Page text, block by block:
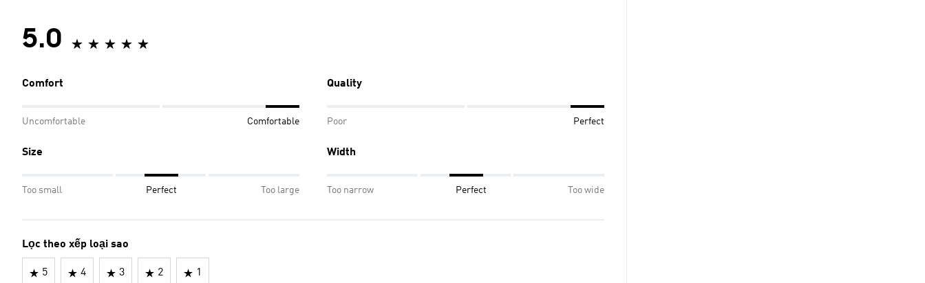
5.0
Comfort
Uncomfortable Comfortable
Quality
Poor Perfect
Size
Too small Perfect Too large
Width
Too narrow Perfect Too wide
Lọc theo xếp loại sao
5 4 3 2 1